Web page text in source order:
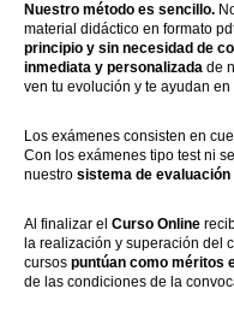
Nuestro método es sencillo.
material didáctico en formato
principio y sin necesidad de
inmediata y personalizada de
ven tu evolución y te ayudan
Los exámenes consisten en
Con los exámenes tipo test ni
nuestro sistema de
Al finalizar el Curso Online
la realización y superación del
cursos puntúan como méritos
de las condiciones de la